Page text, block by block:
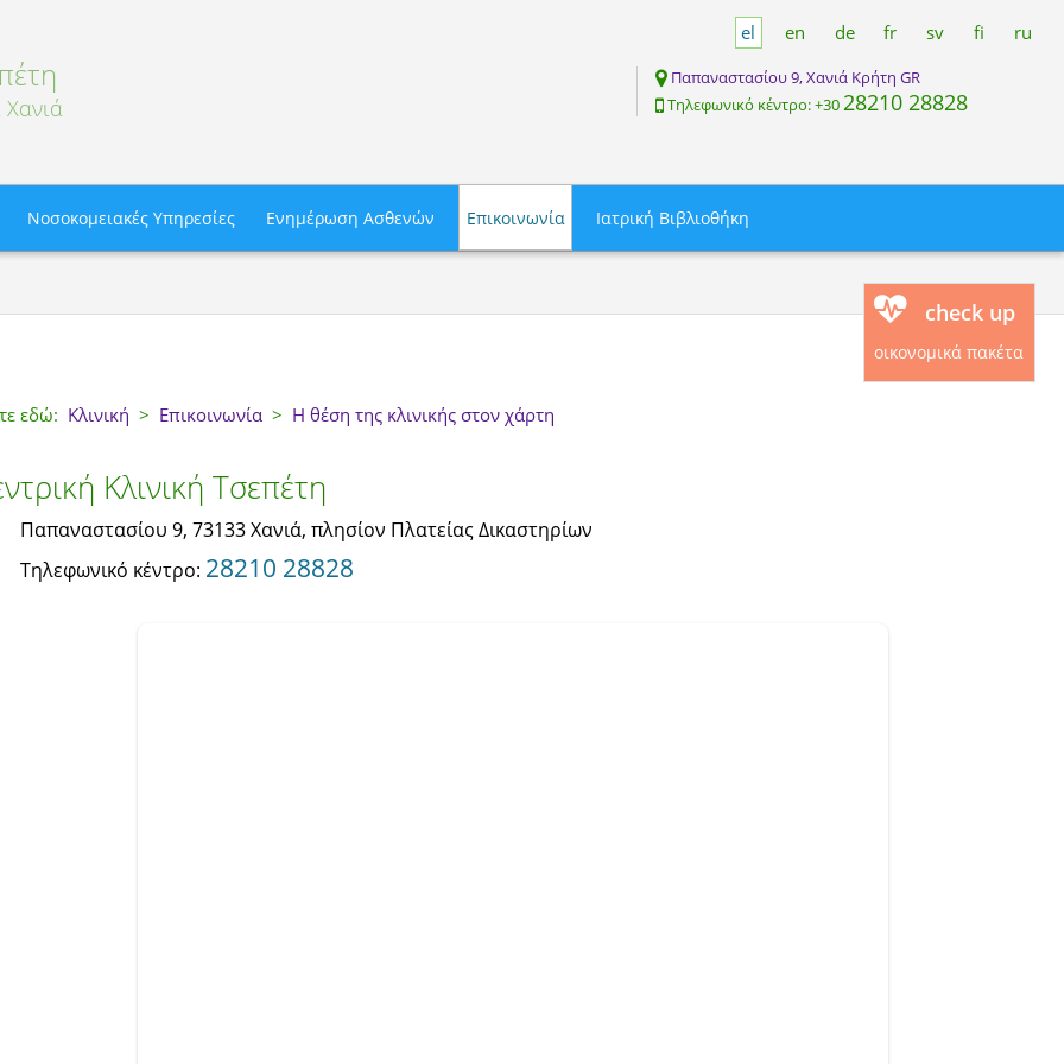
Χανιά
el en de fr sv fi ru
Παπαναστασίου 9, Χανιά Κρήτη GR
Tηλεφωνικό κέντρο: +30 28210 28828
Νοσοκομειακές Υπηρεσίες Ενημέρωση Ασθενών Επικοινωνία Ιατρική Βιβλιοθήκη
check up
οικονομικά πακέτα
εδώ: Κλινική > Επικοινωνία> Η θέση της κλινικής στον χάρτη
Κλινική Τσεπέτη
Παπαναστασίου 9, 73133 Χανιά, πλησίον Πλατείας Δικαστηρίων
Τηλεφωνικό κέντρο: 28210 28828